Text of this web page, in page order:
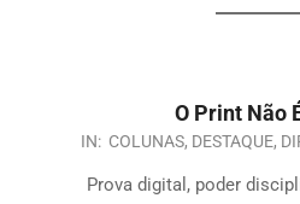
O Print Não
IN: COLUNAS, DESTAQUE,
Prova digital, poder